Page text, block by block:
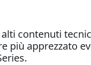
contenuti
apprezzato